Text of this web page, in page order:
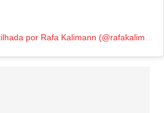
Uma publicação compartilhada por Rafa Kalimann (@rafakalimann)